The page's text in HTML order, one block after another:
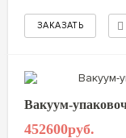
Вакуум-
452600руб.